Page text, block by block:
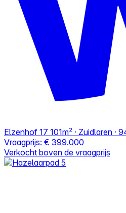
Elzenhof 17 101m² · Zuidlaren ·
Vraagprijs: € 399.000
Verkocht boven de vraagprijs